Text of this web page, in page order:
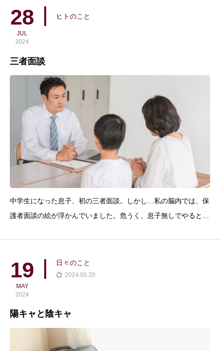
28
JUL
2024
ヒトのこと
三者面談
中学生になった息子、初の三者面談。しかし…私の脳内では、保
護者面談の絵が浮かんでいました。危うく、息子無しでやるとこ
らしたら、反抗的にも思うくらい、宿題もやらない。提出物も出
19
MAY
2024
日々のこと
2024.05.20
陽キャと陰キャ